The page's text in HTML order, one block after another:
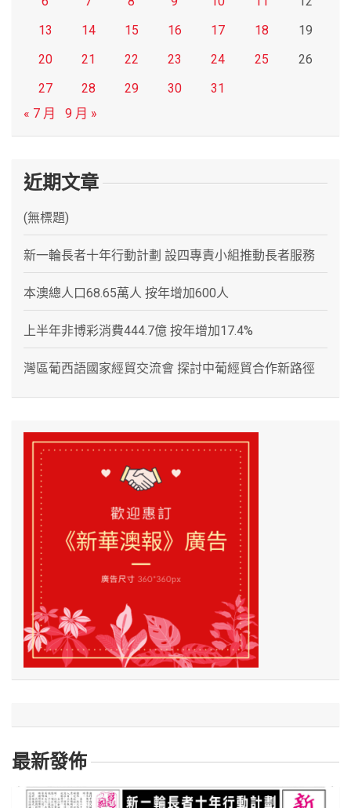
13
14 15 16 17 18
19
20
21 22 23 24 25
26
27
28 29 30
31
« 7 月
9 月 »
近期文章
(無標題)
新一輪長者十年行動計劃 設四專責小組推動長者服務
本澳總人口68.65萬人 按年增加600人
上半年非博彩消費444.7億 按年增加17.4%
灣區葡西語國家經貿交流會 探討中葡經貿合作新路徑
最新發佈